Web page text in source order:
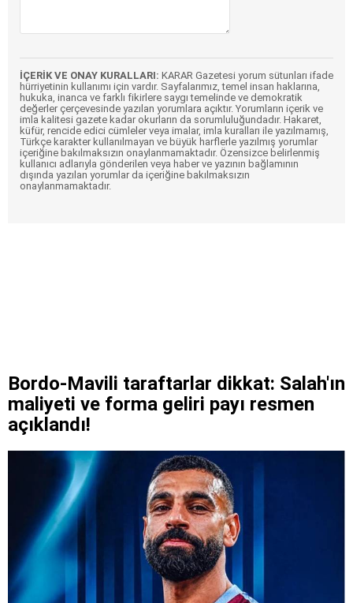
İÇERİK VE ONAY KURALLARI: KARAR Gazetesi yorum sütunları ifade
hürriyetinin kullanımı için vardır. Sayfalarımız, temel insan haklarına,
hukuka, inanca ve farklı fikirlere saygı temelinde ve demokratik
değerler çerçevesinde yazılan yorumlara açıktır. Yorumların içerik ve
imla kalitesi gazete kadar okurların da sorumluluğundadır. Hakaret,
küfür, rencide edici cümleler veya imalar, imla kuralları ile yazılmamış,
Türkçe karakter kullanılmayan ve büyük harflerle yazılmış yorumlar
içeriğine bakılmaksızın onaylanmamaktadır. Özensizce belirlenmiş
kullanıcı adlarıyla gönderilen veya haber ve yazının bağlamının
dışında yazılan yorumlar da içeriğine bakılmaksızın
onaylanmamaktadır.
Bordo-Mavili taraftarlar dikkat: Salah'ın
maliyeti ve forma geliri payı resmen
açıklandı!